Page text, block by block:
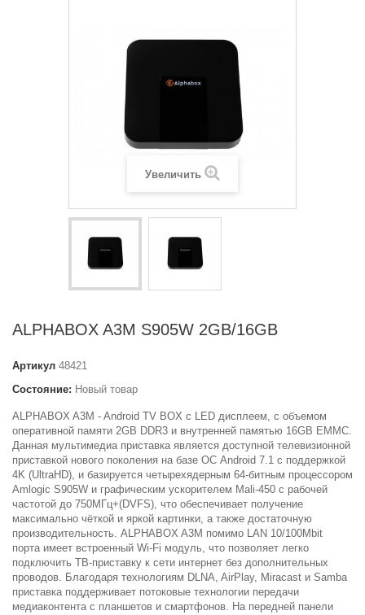
Увеличить
ALPHABOX A3M S905W 2GB/16GB
Артикул 48421
Состояние: Новый товар
ALPHABOX A3M - Android TV BOX с LED дисплеем, с объемом
оперативной памяти 2GB DDR3 и внутренней памятью 16GB EMMC.
Данная мультимедиа приставка является доступной телевизионной
приставкой нового поколения на базе ОС Android 7.1 с поддержкой
4K (UltraHD), и базируется четырехядерным 64-битным процессором
Amlogic S905W и графическим ускорителем Mali-450 с рабочей
частотой до 750МГц+(DVFS), что обеспечивает получение
максимально чёткой и яркой картинки, а также достаточную
производительность. ALPHABOX A3M помимо LAN 10/100Mbit
порта имеет встроенный Wi-Fi модуль, что позволяет легко
подключить ТВ-приставку к сети интернет без дополнительных
проводов. Благодаря технологиям DLNA, AirPlay, Miracast и Samba
приставка поддерживает потоковые технологии передачи
медиаконтента с планшетов и смартфонов. На передней панели